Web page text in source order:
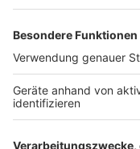
Den Vogel schießt
sattes Plus von
hat das nichts mit
Laut der Stadt
Nachzahlung eines
Jahr 2018.